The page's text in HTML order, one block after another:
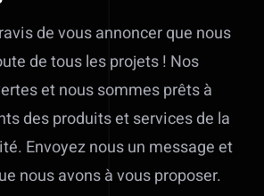
de vous annoncer que nous
de tous les projets ! Nos
et nous sommes prêts à
des produits et services de la
Envoyez nous un message et
nous avons à vous proposer.